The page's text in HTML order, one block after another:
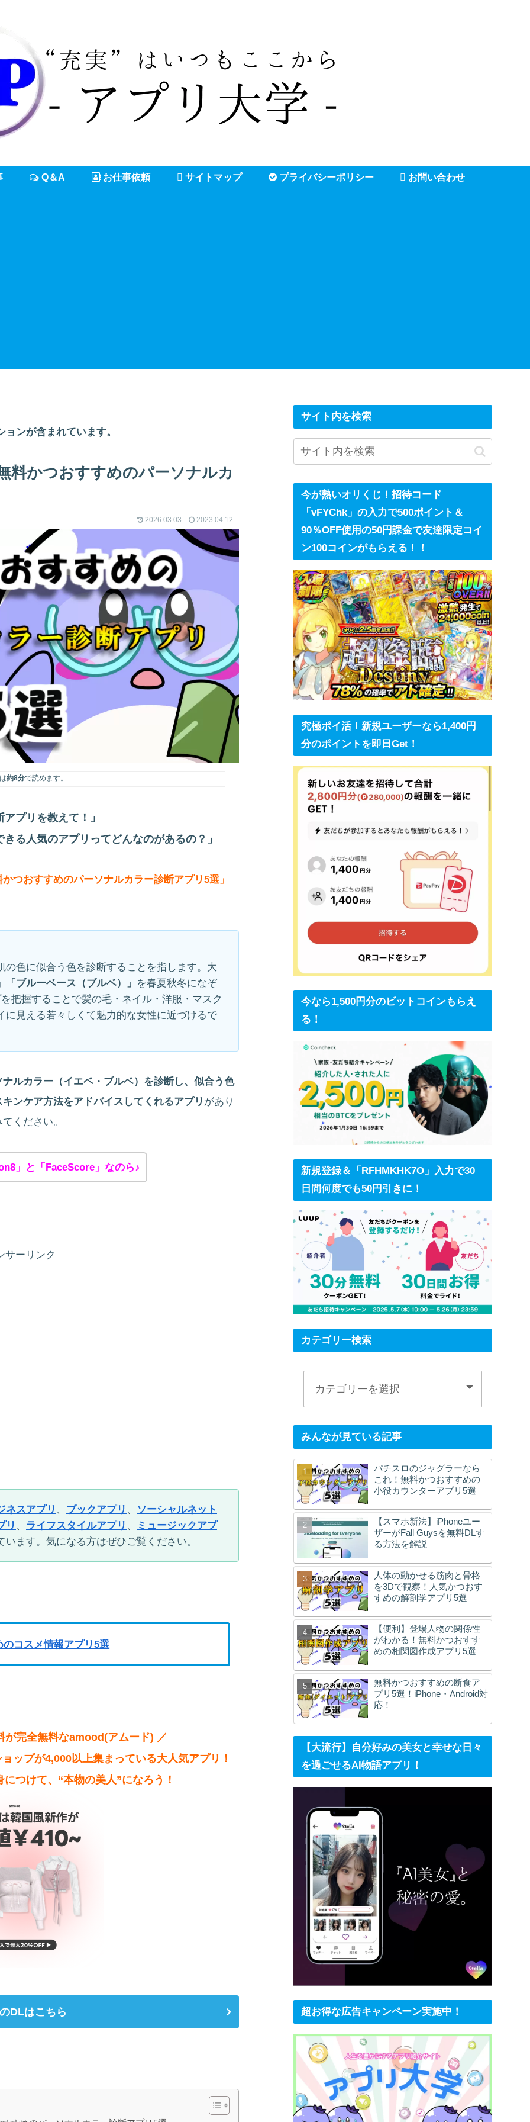
Q＆A お仕事依頼 サイトマップ プライバシーポリシー お問い合わせ
ンが含まれています。
料かつおすすめのパーソナルカ
2026.03.03 2023.04.12
約8分で読めます。
プリを教えて！」
る人気のアプリってどんなのがあるの？」
つおすすめのパーソナルカラー診断アプリ5選」
色に似合う色を診断することを指します。大
ブルーベース（ブルベ）」 を春夏秋冬になぞ
把握することで髪の毛・ネイル・洋服・マスク
見える若々しくて魅力的な女性に近づけるで
ルカラー（イエベ・ブルベ）を診断し、似合う色
ンケア方法をアドバイスしてくれるアプリ があり
ください。
」と「FaceScore」なのら♪
サーリンク
ネスアプリ 、 ブックアプリ 、
ソーシャルネット
リ 、 ライフスタイルアプリ 、
ミュージックアプ
ます。気になる方はぜひご覧ください。
コスメ情報アプリ5選
が完全無料なamood(アムード) ／
ップが4,000以上集まっている大人気アプリ！
つけて、“本物の美人”になろう！
DLはこちら
サイト内を検索
今が熱いオリくじ！招待コード
「vFYChk」の入力で500ポイント＆
90％OFF使用の50円課金で友達限定コイ
ン100コインがもらえる！！
究極ポイ活！新規ユーザーなら1,400円
分のポイントを即日Get！
今なら1,500円分のビットコインもらえ
る！
新規登録＆「RFHMKHK7O」入力で30
日間何度でも50円引きに！
カテゴリー検索
みんなが見ている記事
パチスロのジャグラーなら
これ！無料かつおすすめの
小役カウンターアプリ5選
【スマホ新法】iPhoneユー
ザーがFall Guysを無料DLす
る方法を解説
人体の動かせる筋肉と骨格
を3Dで観察！人気かつおす
すめの解剖学アプリ5選
【便利】登場人物の関係性
がわかる！無料かつおすす
めの相関図作成アプリ5選
無料かつおすすめの断食ア
プリ5選！iPhone・Android対
応！
【大流行】自分好みの美女と幸せな日々
を過ごせるAI物語アプリ！
超お得な広告キャンペーン実施中！